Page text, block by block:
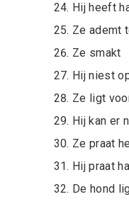
Hij heeft
Ze ademt
Ze smakt
Hij niest
Ze ligt
Hij kan er
Ze praat
Hij praat
De hond